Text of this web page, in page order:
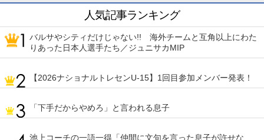
人気記事ランキング
バルサやシティだけじゃない!! 海外チームと互角以上にわた
りあった日本人選手たち／ジュニサカMIP
【2026ナショナルトレセンU-15】1回目参加メンバー発表！
「下手だからやめろ」と言われる息子
池上コーチの一語一得「仲間に文句を言った息子が許せな